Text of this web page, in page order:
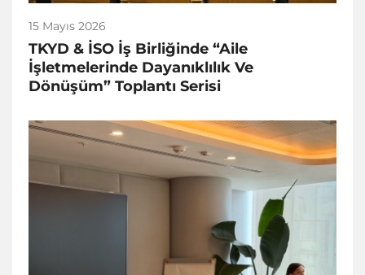
15 Mayıs 2026
TKYD & İSO İş Birliğinde “Aile
İşletmelerinde Dayanıklılık Ve
Dönüşüm” Toplantı Serisi